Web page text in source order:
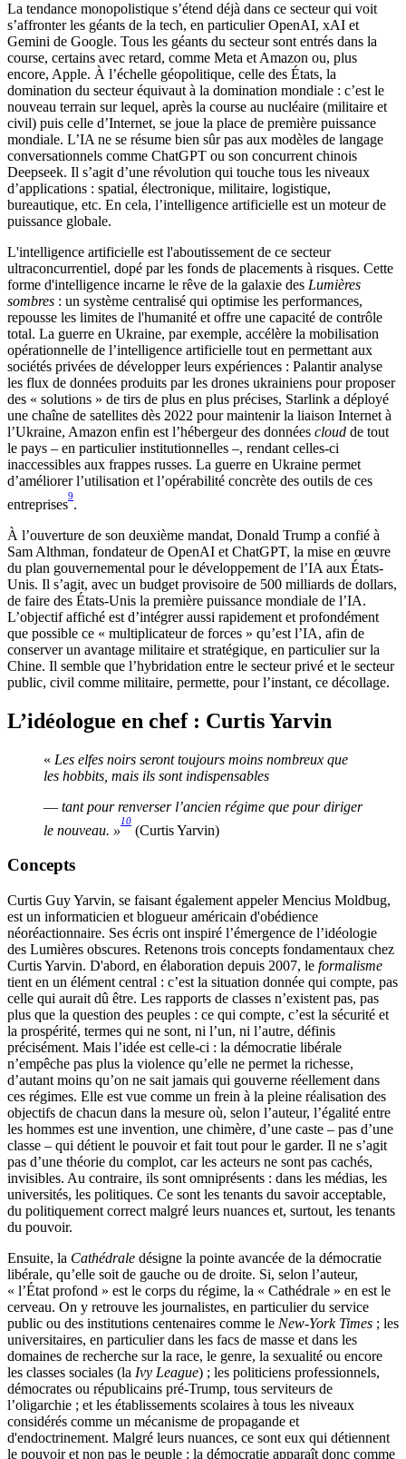
La tendance monopolistique s’étend déjà dans ce secteur qui voit
s’affronter les géants de la tech, en particulier OpenAI, xAI et
Gemini de Google. Tous les géants du secteur sont entrés dans la
course, certains avec retard, comme Meta et Amazon ou, plus
encore, Apple. À l’échelle géopolitique, celle des États, la
domination du secteur équivaut à la domination mondiale : c’est le
nouveau terrain sur lequel, après la course au nucléaire (militaire et
civil) puis celle d’Internet, se joue la place de première puissance
mondiale. L’IA ne se résume bien sûr pas aux modèles de langage
conversationnels comme ChatGPT ou son concurrent chinois
Deepseek. Il s’agit d’une révolution qui touche tous les niveaux
d’applications : spatial, électronique, militaire, logistique,
bureautique, etc. En cela, l’intelligence artificielle est un moteur de
puissance globale.
L'intelligence artificielle est l'aboutissement de ce secteur
ultraconcurrentiel, dopé par les fonds de placements à risques. Cette
forme d'intelligence incarne le rêve de la galaxie des Lumières
sombres : un système centralisé qui optimise les performances,
repousse les limites de l'humanité et offre une capacité de contrôle
total. La guerre en Ukraine, par exemple, accélère la mobilisation
opérationnelle de l’intelligence artificielle tout en permettant aux
sociétés privées de développer leurs expériences : Palantir analyse
les flux de données produits par les drones ukrainiens pour proposer
des « solutions » de tirs de plus en plus précises, Starlink a déployé
une chaîne de satellites dès 2022 pour maintenir la liaison Internet à
l’Ukraine, Amazon enfin est l’hébergeur des données cloud de tout
le pays – en particulier institutionnelles –, rendant celles-ci
inaccessibles aux frappes russes. La guerre en Ukraine permet
d’améliorer l’utilisation et l’opérabilité concrète des outils de ces
entreprises
9
.
À l’ouverture de son deuxième mandat, Donald Trump a confié à
Sam Althman, fondateur de OpenAI et ChatGPT, la mise en œuvre
du plan gouvernemental pour le développement de l’IA aux États-
Unis. Il s’agit, avec un budget provisoire de 500 milliards de dollars,
de faire des États-Unis la première puissance mondiale de l’IA.
L’objectif affiché est d’intégrer aussi rapidement et profondément
que possible ce « multiplicateur de forces » qu’est l’IA, afin de
conserver un avantage militaire et stratégique, en particulier sur la
Chine. Il semble que l’hybridation entre le secteur privé et le secteur
public, civil comme militaire, permette, pour l’instant, ce décollage.
L’idéologue en chef : Curtis Yarvin
« Les elfes noirs seront toujours moins nombreux que
les hobbits, mais ils sont indispensables
— tant pour renverser l’ancien régime que pour diriger
le nouveau. »
10
(Curtis Yarvin)
Concepts
Curtis Guy Yarvin, se faisant également appeler Mencius Moldbug,
est un informaticien et blogueur américain d'obédience
néoréactionnaire. Ses écris ont inspiré l’émergence de l’idéologie
des Lumières obscures. Retenons trois concepts fondamentaux chez
Curtis Yarvin. D'abord, en élaboration depuis 2007, le formalisme
tient en un élément central : c’est la situation donnée qui compte, pas
celle qui aurait dû être. Les rapports de classes n’existent pas, pas
plus que la question des peuples : ce qui compte, c’est la sécurité et
la prospérité, termes qui ne sont, ni l’un, ni l’autre, définis
précisément. Mais l’idée est celle-ci : la démocratie libérale
n’empêche pas plus la violence qu’elle ne permet la richesse,
d’autant moins qu’on ne sait jamais qui gouverne réellement dans
ces régimes. Elle est vue comme un frein à la pleine réalisation des
objectifs de chacun dans la mesure où, selon l’auteur, l’égalité entre
les hommes est une invention, une chimère, d’une caste – pas d’une
classe – qui détient le pouvoir et fait tout pour le garder. Il ne s’agit
pas d’une théorie du complot, car les acteurs ne sont pas cachés,
invisibles. Au contraire, ils sont omniprésents : dans les médias, les
universités, les politiques. Ce sont les tenants du savoir acceptable,
du politiquement correct malgré leurs nuances et, surtout, les tenants
du pouvoir.
Ensuite, la Cathédrale désigne la pointe avancée de la démocratie
libérale, qu’elle soit de gauche ou de droite. Si, selon l’auteur,
« l’État profond » est le corps du régime, la « Cathédrale » en est le
cerveau. On y retrouve les journalistes, en particulier du service
public ou des institutions centenaires comme le New-York Times ; les
universitaires, en particulier dans les facs de masse et dans les
domaines de recherche sur la race, le genre, la sexualité ou encore
les classes sociales (la Ivy League) ; les politiciens professionnels,
démocrates ou républicains pré-Trump, tous serviteurs de
l’oligarchie ; et les établissements scolaires à tous les niveaux
considérés comme un mécanisme de propagande et
d'endoctrinement. Malgré leurs nuances, ce sont eux qui détiennent
le pouvoir et non pas le peuple : la démocratie apparaît donc comme